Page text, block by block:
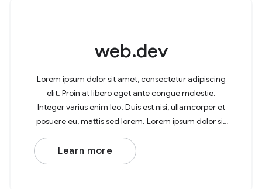
web.dev
Lorem ipsum dolor sit amet, consectetur adipiscing
elit. Proin at libero eget ante congue molestie.
Integer varius enim leo. Duis est nisi, ullamcorper et
posuere eu, mattis sed lorem. Lorem ipsum dolor sit
amet, consectetur adipiscing elit. In at
Learn more